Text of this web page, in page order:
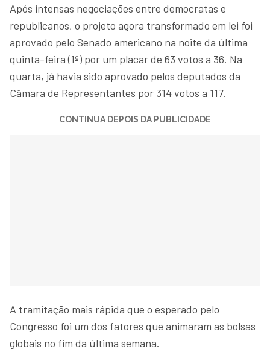
Após intensas negociações entre democratas e
republicanos, o projeto agora transformado em lei foi
aprovado pelo Senado americano na noite da última
quinta-feira (1º) por um placar de 63 votos a 36. Na
quarta, já havia sido aprovado pelos deputados da
Câmara de Representantes por 314 votos a 117.
CONTINUA DEPOIS DA PUBLICIDADE
A tramitação mais rápida que o esperado pelo
Congresso foi um dos fatores que animaram as bolsas
globais no fim da última semana.